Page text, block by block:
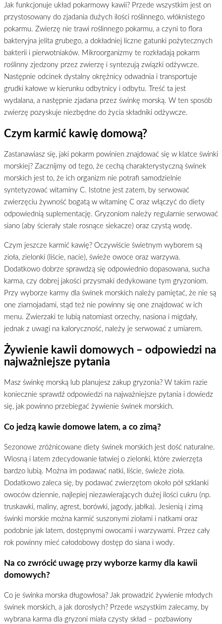
Jak funkcjonuje układ pokarmowy kawii? Przede wszystkim jest on
przystosowany do zjadania dużych ilości roślinnego, włóknistego
pokarmu. Zwierzę nie trawi roślinnego pokarmu, a czyni to flora
bakteryjna jelita grubego, a dokładniej liczne gatunki pożytecznych
bakterii i pierwotniaków. Mikroorganizmy te rozkładają pokarm
roślinny zjedzony przez zwierzę i syntezują związki odżywcze.
Następnie odcinek dystalny okrężnicy odwadnia i transportuje
grudki kałowe w kierunku odbytnicy i odbytu. Treść ta jest
wydalana, a następnie zjadana przez świnkę morską. W ten sposób
zwierzę pozyskuje niezbędne do życia składniki odżywcze.
Czym karmić kawię domową?
Zastanawiasz się, jaki pokarm powinien znajdować się w klatce świnki
morskiej? Zacznijmy od tego, że cechą charakterystyczną świnek
morskich jest to, że ich organizm nie potrafi samodzielnie
syntetyzować witaminy C. Istotne jest zatem, by serwować
zwierzęciu żywność bogatą w witaminę C oraz włączyć do diety
odpowiednią suplementację. Gryzoniom należy regularnie serwować
siano (aby ścierały stale rosnące siekacze) oraz czystą wodę.
Czym jeszcze karmić kawię? Oczywiście świetnym wyborem są
zioła, zielonki (liście, nacie), świeże owoce oraz warzywa.
Dodatkowo dobrze sprawdzą się odpowiednio dopasowana, sucha
karma, czy dobrej jakości przysmaki dedykowane tym gryzoniom.
Przy wyborze karmy dla świnek morskich należy pamiętać, że nie są
one ziarnojadami, stąd też nie powinny się one znajdować w ich
menu. Zwierzaki te lubią natomiast orzechy, nasiona i migdały,
jednak z uwagi na kaloryczność, należy je serwować z umiarem.
Żywienie kawii domowych – odpowiedzi na
najważniejsze pytania
Masz świnkę morską lub planujesz zakup gryzonia? W takim razie
koniecznie sprawdź odpowiedzi na najważniejsze pytania i dowiedz
się, jak powinno przebiegać żywienie świnek morskich.
Co jedzą kawie domowe latem, a co zimą?
Sezonowe zróżnicowane diety świnek morskich jest dość naturalne.
Wiosną i latem zdecydowanie łatwiej o zielonki, które zwierzęta
bardzo lubią. Można im podawać natki, liście, świeże zioła.
Dodatkowo zaleca się, by podawać zwierzętom około pół szklanki
owoców dziennie, najlepiej niezawierających dużej ilości cukru (np.
truskawki, maliny, agrest, borówki, jagody, jabłka). Jesienią i zimą
świnki morskie można karmić suszonymi ziołami i natkami oraz
podobnie jak latem, dostępnymi owocami i warzywami. Przez cały
rok powinny mieć całodobowy dostęp do siana i wody.
Na co zwrócić uwagę przy wyborze karmy dla kawii
domowych?
Co je świnka morska długowłosa? Jak prowadzić żywienie młodych
świnek morskich, a jak dorosłych? Przede wszystkim zalecamy, by
wybrana karma dla gryzoni miała czysty skład – pozbawiony